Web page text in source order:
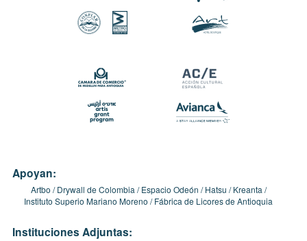
Apoyan:
Artbo Drywall de Colombia Espacio Odeón Hatsu
Kreanta
Instituto Superio Mariano Moreno
Fábrica de Licores de Antioquia
Instituciones Adjuntas: